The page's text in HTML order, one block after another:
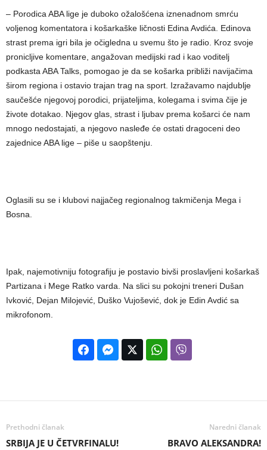
– Porodica ABA lige je duboko ožalošćena iznenadnom smrću
voljenog komentatora i košarkaške ličnosti Edina Avdića. Edinova
strast prema igri bila je očigledna u svemu što je radio. Kroz svoje
pronicljive komentare, angažovan medijski rad i kao voditelj
podkasta ABA Talks, pomogao je da se košarka približi navijačima
širom regiona i ostavio trajan trag na sport. Izražavamo najdublje
saučešće njegovoj porodici, prijateljima, kolegama i svima čije je
živote dotakao. Njegov glas, strast i ljubav prema košarci će nam
mnogo nedostajati, a njegovo nasleđe će ostati dragoceni deo
zajednice ABA lige – piše u saopštenju.
Oglasili su se i klubovi najjačeg regionalnog takmičenja Mega i
Bosna.
Ipak, najemotivniju fotografiju je postavio bivši proslavljeni košarkaš
Partizana i Mege Ratko varda. Na slici su pokojni treneri Dušan
Ivković, Dejan Milojević, Duško Vujošević, dok je Edin Avdić sa
mikrofonom.
Prethodni članak
SRBIJA JE U ČETVRFINALU!
Naredni članak
BRAVO ALEKSANDRA!